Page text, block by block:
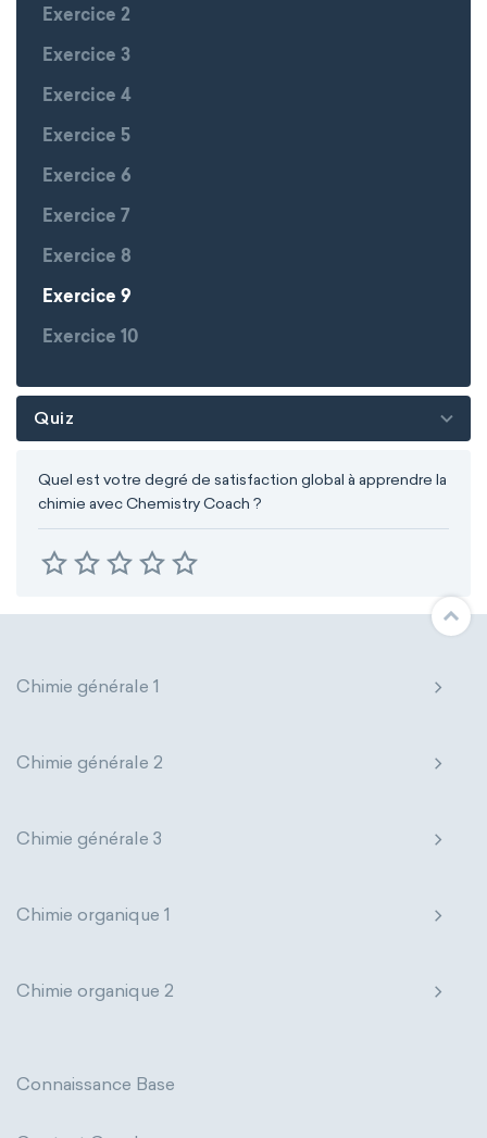
Exercice 2
Exercice 3
Exercice 4
Exercice 5
Exercice 6
Exercice 7
Exercice 8
Exercice 9
Exercice 10
Quiz
Quel est votre degré de satisfaction global à apprendre la
chimie avec Chemistry Coach ?
Chimie générale 1
Chimie générale 2
Chimie générale 3
Chimie organique 1
Chimie organique 2
Connaissance Base